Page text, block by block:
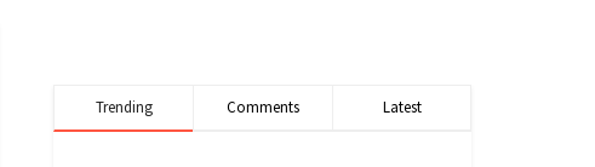
Trending Comments Latest